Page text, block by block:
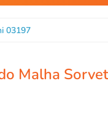
03197
Malha